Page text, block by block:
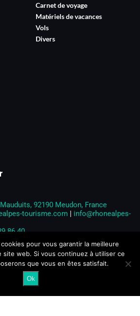
Carnet de voyage
Matériels de vacances
Vols
Divers
92190 Meudon, France
tourisme.com | info@rhonealpes-
86 40
: Du lundi au vendredi, de 8h00 à 18h00
pour vous garantir la meilleure
site web. Si vous continuez à utiliser ce
que vous en êtes satisfait.
Ok